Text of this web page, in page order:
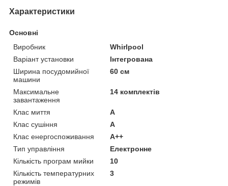
Характеристики
Основні
Виробник
Whirlpool
Варіант установки
Інтегрована
Ширина посудомийної
машини
60 см
Максимальне
завантаження
14 комплектів
Клас миття
A
Клас сушіння
A
Клас енергоспоживання
A++
Тип управління
Електронне
Кількість програм мийки
10
Кількість температурних
режимів
3